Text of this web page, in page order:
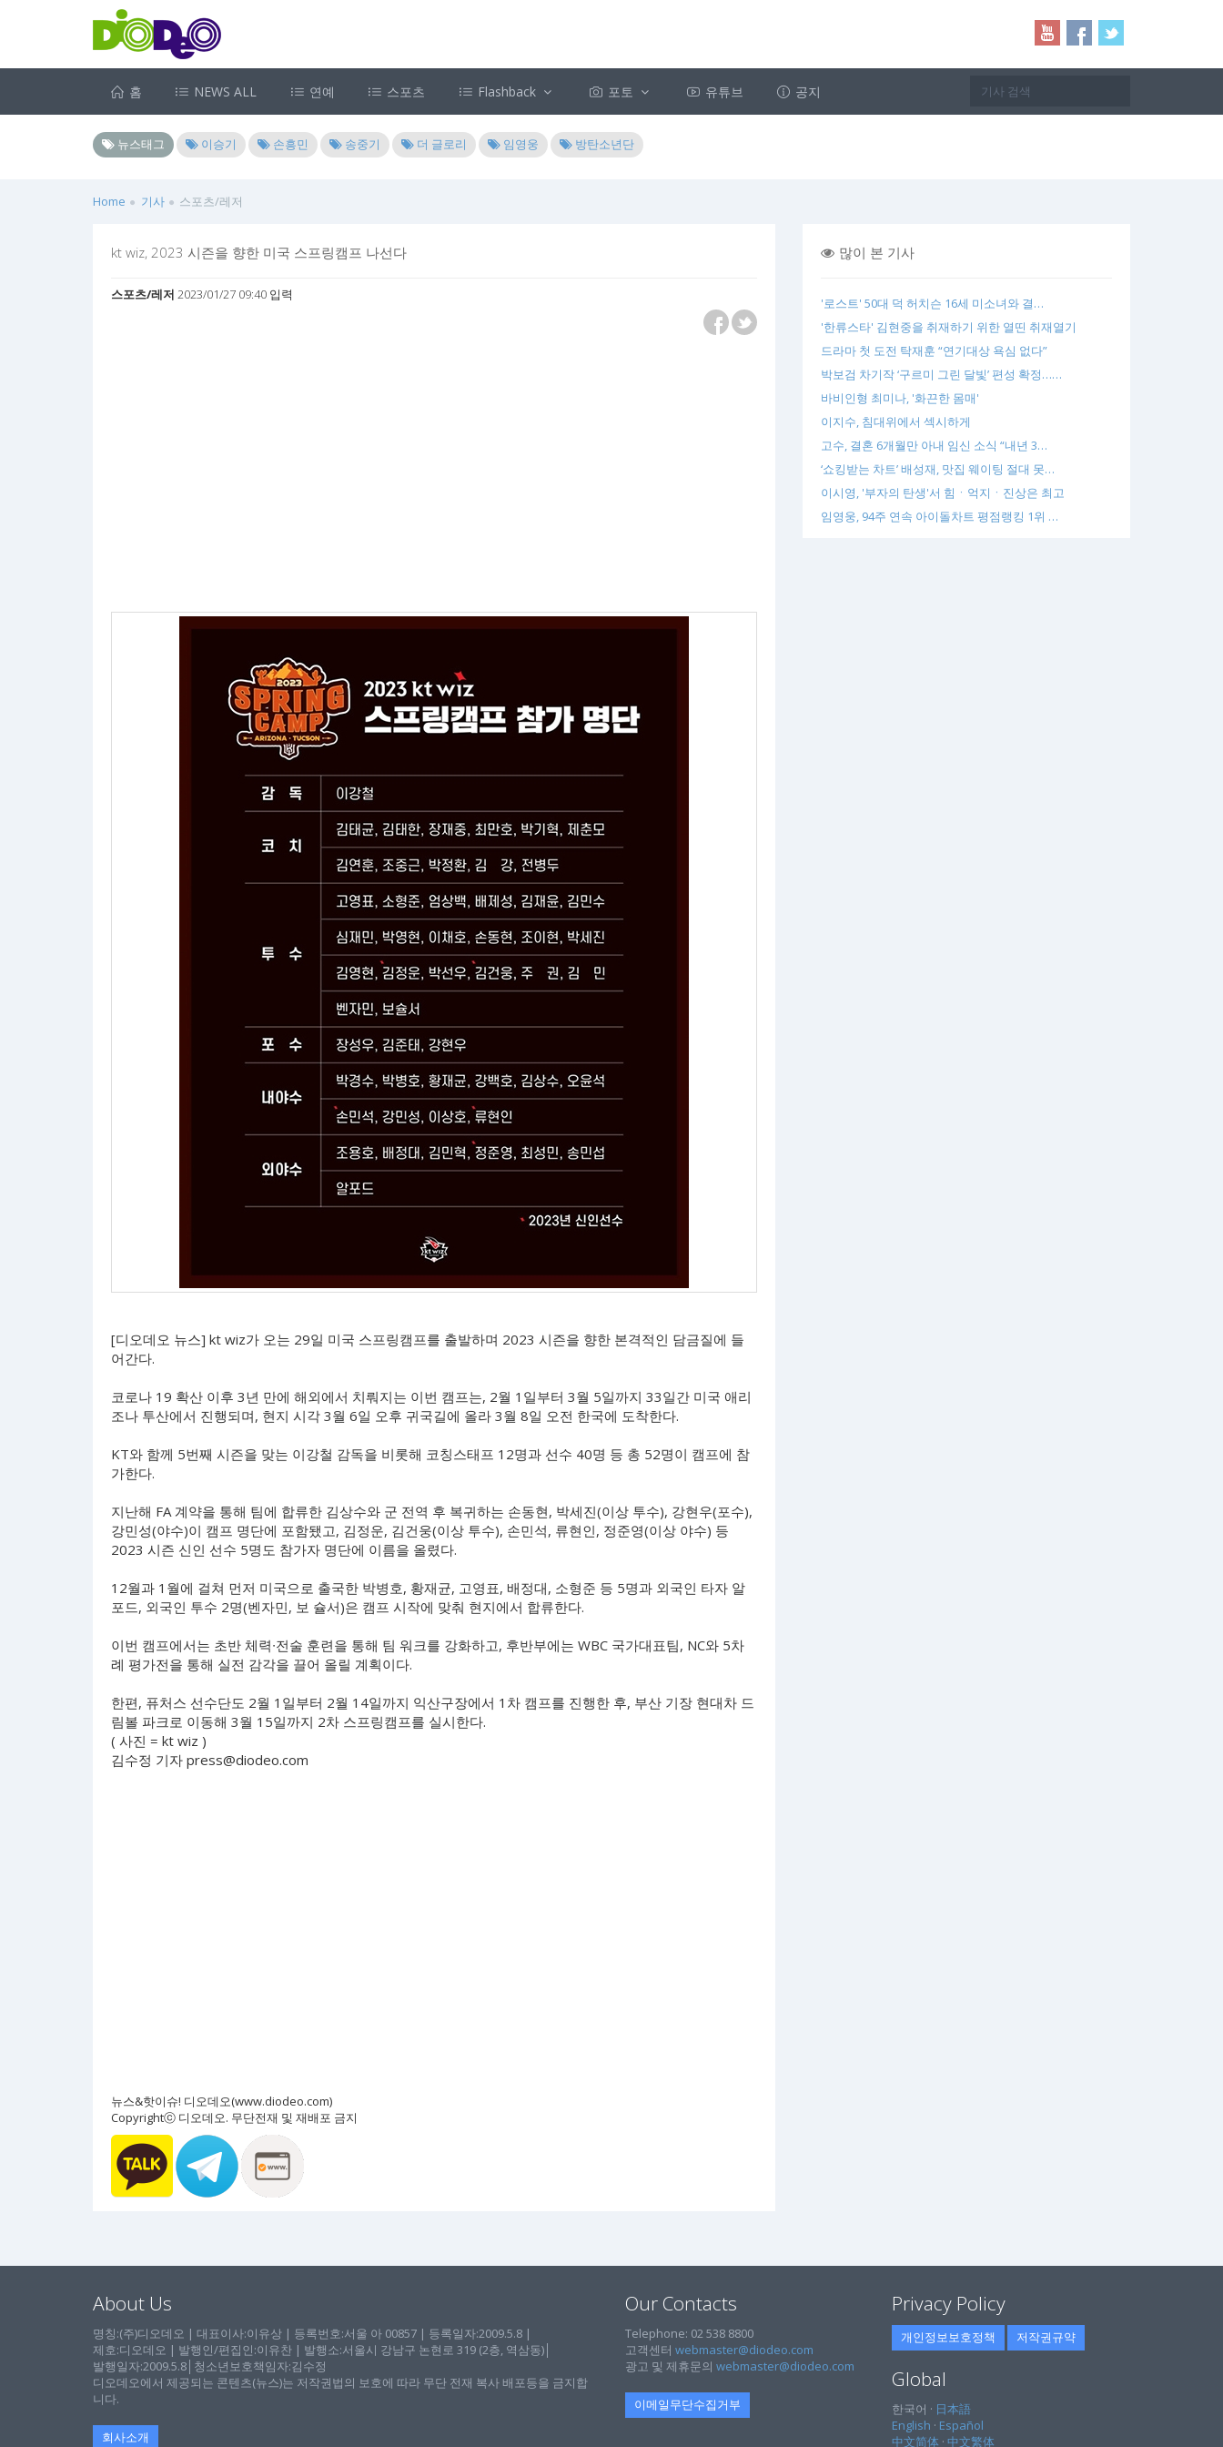
홈 NEWS ALL 연예 스포츠 Flashback 포토 유튜브 공지
뉴스태그 이승기 손흥민 송중기 더 글로리 임영웅 방탄소년단
Home 기사 스포츠/레저
kt wiz, 2023 시즌을 향한 미국 스프링캠프 나선다
스포츠/레저 2023/01/27 09:40 입력
[디오데오 뉴스] kt wiz가 오는 29일 미국 스프링캠프를 출발하며 2023 시즌을 향한 본격적인 담금질에 들
어간다.
코로나 19 확산 이후 3년 만에 해외에서 치뤄지는 이번 캠프는, 2월 1일부터 3월 5일까지 33일간 미국 애리
조나 투산에서 진행되며, 현지 시각 3월 6일 오후 귀국길에 올라 3월 8일 오전 한국에 도착한다.
KT와 함께 5번째 시즌을 맞는 이강철 감독을 비롯해 코칭스태프 12명과 선수 40명 등 총 52명이 캠프에 참
가한다.
지난해 FA 계약을 통해 팀에 합류한 김상수와 군 전역 후 복귀하는 손동현, 박세진(이상 투수), 강현우(포수),
강민성(야수)이 캠프 명단에 포함됐고, 김정운, 김건웅(이상 투수), 손민석, 류현인, 정준영(이상 야수) 등
2023 시즌 신인 선수 5명도 참가자 명단에 이름을 올렸다.
12월과 1월에 걸쳐 먼저 미국으로 출국한 박병호, 황재균, 고영표, 배정대, 소형준 등 5명과 외국인 타자 알
포드, 외국인 투수 2명(벤자민, 보 슐서)은 캠프 시작에 맞춰 현지에서 합류한다.
이번 캠프에서는 초반 체력∙전술 훈련을 통해 팀 워크를 강화하고, 후반부에는 WBC 국가대표팀, NC와 5차
례 평가전을 통해 실전 감각을 끌어 올릴 계획이다.
한편, 퓨처스 선수단도 2월 1일부터 2월 14일까지 익산구장에서 1차 캠프를 진행한 후, 부산 기장 현대차 드
림볼 파크로 이동해 3월 15일까지 2차 스프링캠프를 실시한다.
( 사진 = kt wiz )
김수정 기자 press@diodeo.com
뉴스&핫이슈! 디오데오(www.diodeo.com)
Copyrightⓒ 디오데오. 무단전재 및 재배포 금지
많이 본 기사
'로스트' 50대 덕 허치슨 16세 미소녀와 결…
'한류스타' 김현중을 취재하기 위한 열띤 취재열기
드라마 첫 도전 탁재훈 “연기대상 욕심 없다”
박보검 차기작 ‘구르미 그린 달빛’ 편성 확정……
바비인형 최미나, '화끈한 몸매'
이지수, 침대위에서 섹시하게
고수, 결혼 6개월만 아내 임신 소식 “내년 3…
‘쇼킹받는 차트’ 배성재, 맛집 웨이팅 절대 못…
이시영, '부자의 탄생'서 힘ㆍ억지ㆍ진상은 최고
임영웅, 94주 연속 아이돌차트 평점랭킹 1위 …
About Us
명칭:(주)디오데오 | 대표이사:이유상 | 등록번호:서울 아 00857 | 등록일자:2009.5.8 |
제호:디오데오 | 발행인/편집인:이유찬 | 발행소:서울시 강남구 논현로 319 (2층, 역삼동)│
발행일자:2009.5.8│청소년보호책임자:김수정
디오데오에서 제공되는 콘텐츠(뉴스)는 저작권법의 보호에 따라 무단 전재 복사 배포등을 금지합
니다.
회사소개
Our Contacts
Telephone: 02 538 8800
고객센터 webmaster@diodeo.com
광고 및 제휴문의 webmaster@diodeo.com
이메일무단수집거부
Privacy Policy
개인정보보호정책 저작권규약
Global
한국어 · 日本語
English · Español
中文简体 · 中文繁体